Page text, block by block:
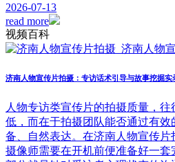
2026-07-13
read more
视频百科
济南人物宣传片拍摄：专访话术引导与故事挖掘实
人物专访类宣传片的拍摄质量，
低，而在于拍摄团队能否通过有
备、自然表达。在济南人物宣传
摄像师需要在开机前便准备好一